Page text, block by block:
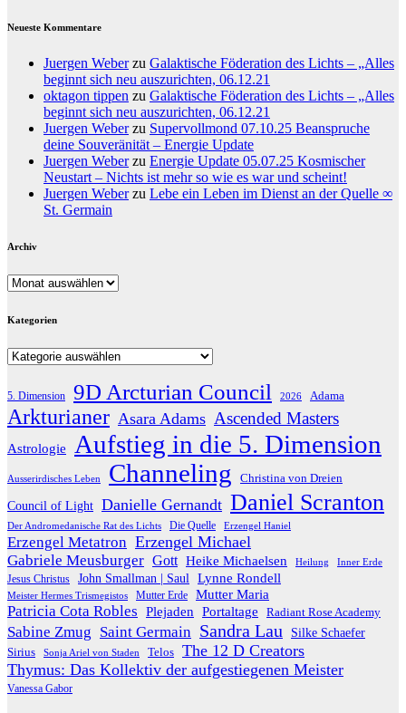
Neueste Kommentare
Juergen Weberzu Galaktische Föderation des Lichts – „Alles
beginnt sich neu auszurichten, 06.12.21
oktagon tippen zu Galaktische Föderation des Lichts – „Alles
beginnt sich neu auszurichten, 06.12.21
Juergen Weberzu Supervollmond 07.10.25 Beanspruche
deine Souveränität – Energie Update
Juergen Weberzu Energie Update 05.07.25 Kosmischer
Neustart – Nichts ist mehr so wie es war und scheint!
Juergen Weberzu Lebe ein Leben im Dienst an der Quelle ∞
St. Germain
Archiv
Archiv
Kategorien
Kategorien
5. Dimension 9D Arcturian Council 2026 Adama
Arkturianer Asara Adams Ascended Masters
Astrologie Aufstieg in die 5. Dimension
Ausserirdisches Leben Channeling Christina von Dreien
Council of Light Danielle Gernandt Daniel Scranton
Der Andromedanische Rat des Lichts Die Quelle Erzengel Haniel
Erzengel Metatron Erzengel Michael
Gabriele Meusburger Gott Heike Michaelsen Heilung Inner Erde
Jesus Christus John Smallman | Saul Lynne Rondell
Meister Hermes Trismegistos Mutter Erde Mutter Maria
Patricia Cota Robles Plejaden Portaltage Radiant Rose Academy
Sabine Zmug Saint Germain Sandra Lau Silke Schaefer
Sirius Sonja Ariel von Staden Telos The 12 D Creators
Thymus: Das Kollektiv der aufgestiegenen Meister
Vanessa Gabor